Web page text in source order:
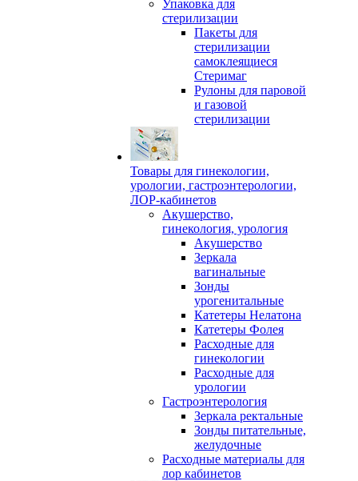
Упаковка для
стерилизации
Пакеты для
стерилизации
самоклеящиеся
Стеримаг
Рулоны для паровой
и газовой
стерилизации
Товары для гинекологии,
урологии, гастроэнтерологии,
ЛОР-кабинетов
Акушерство,
гинекология, урология
Акушерство
Зеркала
вагинальные
Зонды
урогенитальные
Катетеры Нелатона
Катетеры Фолея
Расходные для
гинекологии
Расходные для
урологии
Гастроэнтерология
Зеркала ректальные
Зонды питательные,
желудочные
Расходные материалы для
лор кабинетов